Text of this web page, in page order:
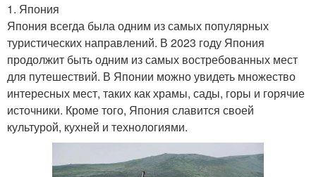
1. Япония
Япония всегда была одним из самых популярных
туристических направлений. В 2023 году Япония
продолжит быть одним из самых востребованных мест
для путешествий. В Японии можно увидеть множество
интересных мест, таких как храмы, сады, горы и горячие
источники. Кроме того, Япония славится своей
культурой, кухней и технологиями.